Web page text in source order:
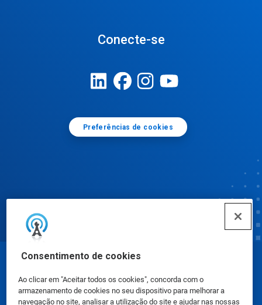
Consentimento de cookies
Ao clicar em "Aceitar todos os cookies", concorda com o
armazenamento de cookies no seu dispositivo para melhorar a
navegação no site, analisar a utilização do site e ajudar nas nossas
Conecte-se
Preferências de cookies
Fichas de Informação de Segurança de Produtos